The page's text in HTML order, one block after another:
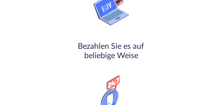
Bezahlen Sie es auf
beliebige Weise